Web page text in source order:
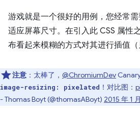
游戏就是一个很好的用例，您经常
适应屏幕尺寸。在引入此 CSS 属性
布看起来模糊的方式对其进行插值（
注意 ：太棒了， @ChromiumDev
image-resizing: pixelated ！对比图：
- Thomas Boyt (@thomasABoyt) 2015 年 1